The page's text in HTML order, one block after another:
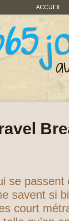
ACCUEIL
se
savent si
court